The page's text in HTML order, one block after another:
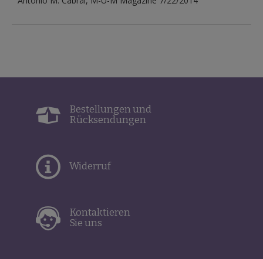
Bestellungen und
Rücksendungen
Widerruf
Kontaktieren
Sie uns